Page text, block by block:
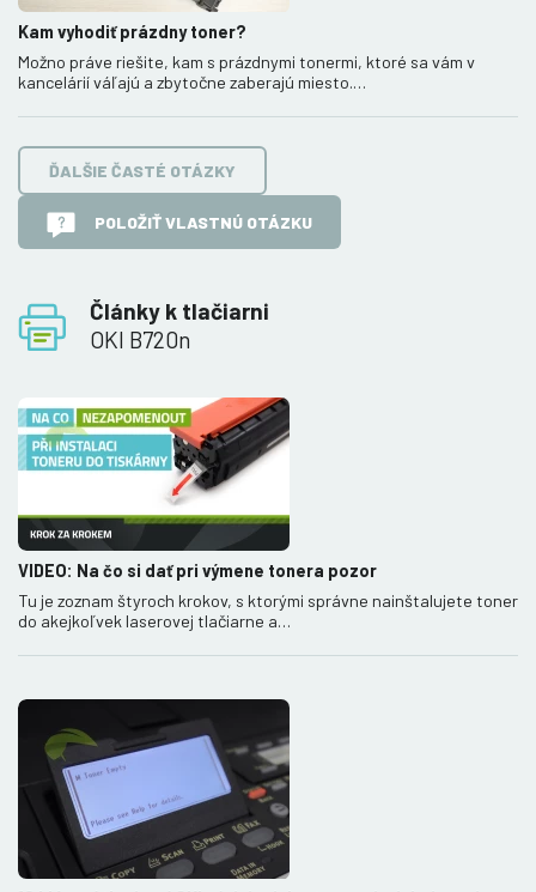
Články k tlačiarni
OKI B720n
Kam vyhodiť prázdny toner?
Možno práve riešite, kam s prázdnymi tonermi, ktoré sa vám v
kancelárií váľajú a zbytočne zaberajú miesto.…
ĎALŠIE ČASTÉ OTÁZKY
POLOŽIŤ VLASTNÚ OTÁZKU
VIDEO: Na čo si dať pri výmene tonera pozor
Tu je zoznam štyroch krokov, s ktorými správne nainštalujete toner
do akejkoľvek laserovej tlačiarne a…